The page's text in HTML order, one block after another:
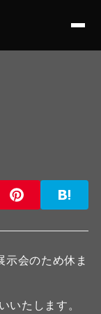
示会のため休ま
いたします。